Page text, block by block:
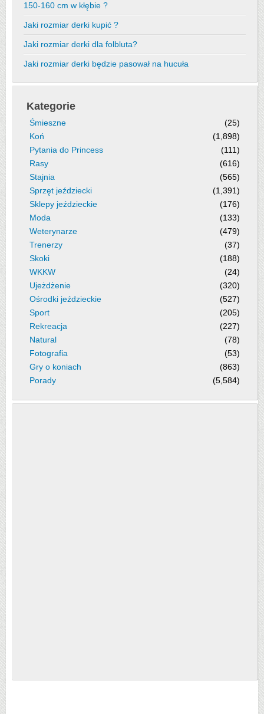
150-160 cm w kłębie ?
Jaki rozmiar derki kupić ?
Jaki rozmiar derki dla folbluta?
Jaki rozmiar derki będzie pasował na hucuła
Kategorie
Śmieszne
(25)
Koń
(1,898)
Pytania do Princess
(111)
Rasy
(616)
Stajnia
(565)
Sprzęt jeździecki
(1,391)
Sklepy jeździeckie
(176)
Moda
(133)
Weterynarze
(479)
Trenerzy
(37)
Skoki
(188)
WKKW
(24)
Ujeżdżenie
(320)
Ośrodki jeździeckie
(527)
Sport
(205)
Rekreacja
(227)
Natural
(78)
Fotografia
(53)
Gry o koniach
(863)
Porady
(5,584)